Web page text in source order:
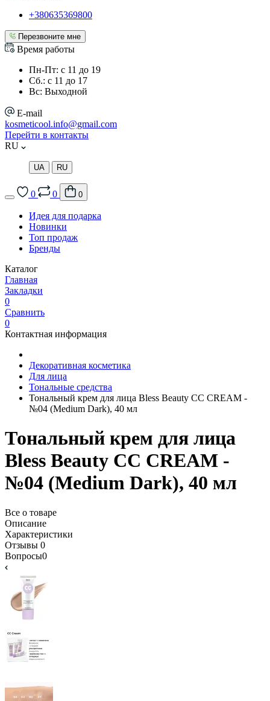
+380635369800
Перезвоните мне
Время работы
Пн-Пт: с 11 до 19
Сб.: с 11 до 17
Вс: Выходной
E-mail
kosmeticool.info@gmail.com
Перейти в контакты
RU
UA RU
0 0 0
Идея для подарка
Новинки
Топ продаж
Бренды
Каталог
Главная
Закладки
0
Сравнить
0
Контактная информация
Декоративная косметика
Для лица
Тональные средства
Тональный крем для лица Bless Beauty CC CREAM -
№04 (Medium Dark), 40 мл
Тональный крем для лица
Bless Beauty CC CREAM -
№04 (Medium Dark), 40 мл
Все о товаре
Описание
Характеристики
Отзывы 0
Вопросы0